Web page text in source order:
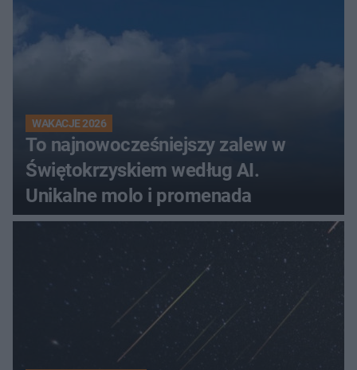
WAKACJE 2026
To najnowocześniejszy zalew w
Świętokrzyskiem według AI.
Unikalne molo i promenada